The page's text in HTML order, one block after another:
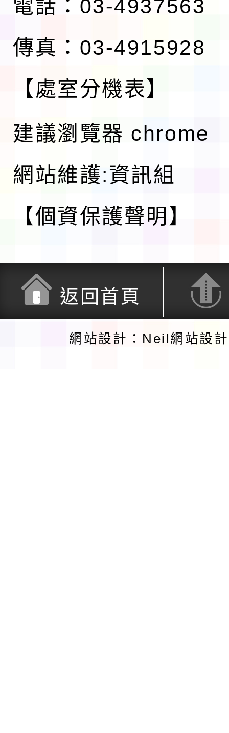
電話：03-4937563
傳真：03-4915928
【處室分機表】
建議瀏覽器 chrome
網站維護:資訊組
【個資保護聲明】
返回首頁
網站設計：Neil網站設